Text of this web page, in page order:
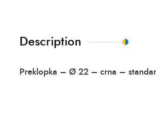
Description
Preklopka – Ø 22 – crna –